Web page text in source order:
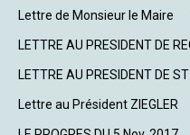
Lettre de Monsieur le Maire
LETTRE AU PRESIDENT DE
LETTRE AU PRESIDENT DE
Lettre au Président ZIEGLER